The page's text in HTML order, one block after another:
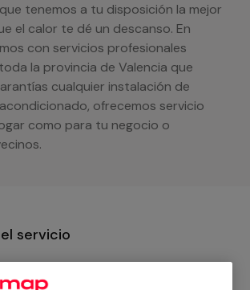
tenemos a tu disposición la mejor
el calor te dé un descanso. En
con servicios profesionales
la provincia de Valencia que
cualquier instalación de
ofrecemos servicio
como para tu negocio o
servicio
expertos ofrece un servicio con
en